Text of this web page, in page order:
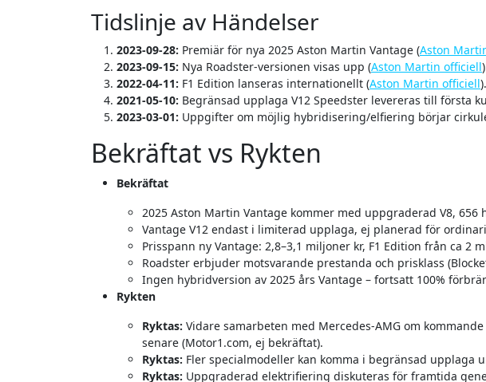
Tidslinje av Händelser
2023-09-28: Premiär för nya 2025 Aston Martin Vantage (Aston
2023-09-15: Nya Roadster-versionen visas upp (Aston Martin officiell
2022-04-11: F1 Edition lanseras internationellt (Aston Martin officiell).
2021-05-10: Begränsad upplaga V12 Speedster levereras till första
2023-03-01: Uppgifter om möjlig hybridisering/elfiering börjar
Bekräftat vs Rykten
Bekräftat
2025 Aston Martin Vantage kommer med uppgraderad V8, 656
Vantage V12 endast i limiterad upplaga, ej planerad för
Prisspann ny Vantage: 2,8–3,1 miljoner kr, F1 Edition från ca 2
Roadster erbjuder motsvarande prestanda och prisklass
Ingen hybridversion av 2025 års Vantage – fortsatt 100%
Rykten
Ryktas: Vidare samarbeten med Mercedes-AMG om
senare (Motor1.com, ej bekräftat).
Ryktas: Fler specialmodeller kan komma i begränsad upplaga
Ryktas: Uppgraderad elektrifiering diskuteras för framtida